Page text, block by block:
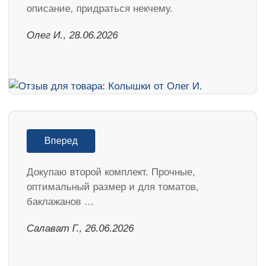
описание, придраться некчему.
Олег И., 28.06.2026
Вперед
Докупаю второй комплект. Прочные,
оптимальный размер и для томатов,
баклажанов …
Салават Г., 26.06.2026